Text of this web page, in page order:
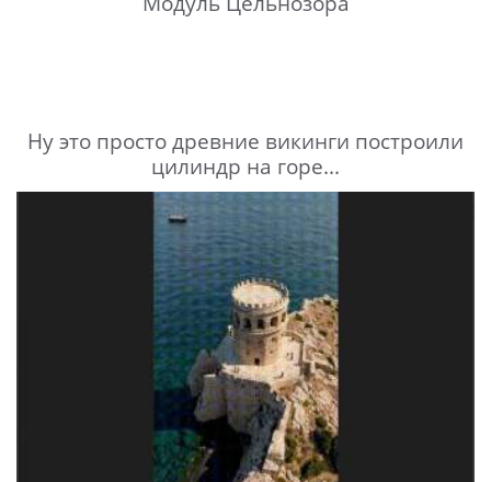
Ну это просто древние викинги построили
цилиндр на горе...